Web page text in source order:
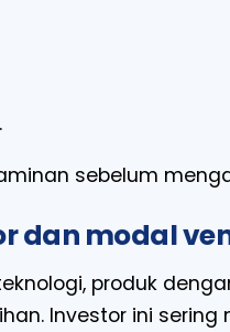
sebelum
dan modal
produk
Investor ini sering